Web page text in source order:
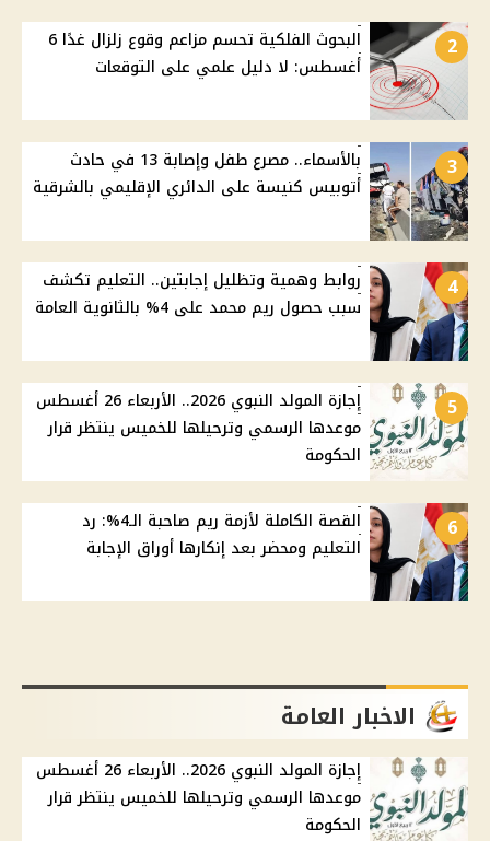
2
البحوث الفلكية تحسم مزاعم وقوع زلزال غدًا 6
أغسطس: لا دليل علمي على التوقعات
3
بالأسماء.. مصرع طفل وإصابة 13 في حادث
أتوبيس كنيسة على الدائري الإقليمي بالشرقية
4
روابط وهمية وتظليل إجابتين.. التعليم تكشف
سبب حصول ريم محمد على 4% بالثانوية العامة
5
إجازة المولد النبوي 2026.. الأربعاء 26 أغسطس
موعدها الرسمي وترحيلها للخميس ينتظر قرار
الحكومة
6
القصة الكاملة لأزمة ريم صاحبة الـ4%: رد
التعليم ومحضر بعد إنكارها أوراق الإجابة
الاخبار العامة
إجازة المولد النبوي 2026.. الأربعاء 26 أغسطس
موعدها الرسمي وترحيلها للخميس ينتظر قرار
الحكومة